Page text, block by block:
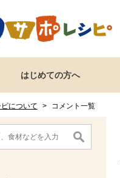
はじめての方へ
ピについて > コメント一覧
材検索メニューです。
ニューここまで。
です。